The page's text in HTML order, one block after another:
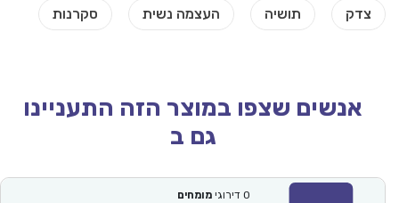
אנשים שצפו במוצר הזה התעניינו
גם ב
0 דירוגי מומחים